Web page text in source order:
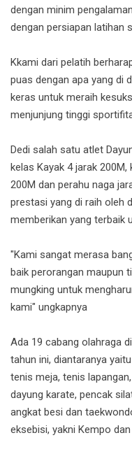
dengan minim
dengan persiapan latihan
Kkami dari pelatih
puas dengan apa yang di
keras untuk meraih
menjunjung tinggi
Dedi salah satu atlet
kelas Kayak 4 jarak
200M dan perahu naga
prestasi yang di raih oleh
memberikan yang terbaik
"Kami sangat merasa
baik perorangan maupun
mungking untuk
kami" ungkapnya
Ada 19 cabang olahraga
tahun ini, diantaranya
tenis meja, tenis
dayung karate, pencak
angkat besi dan
eksebisi, yakni Kempo